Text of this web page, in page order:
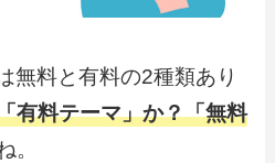
無料と有料の2種類あり
有料テーマ」か？「無料
。